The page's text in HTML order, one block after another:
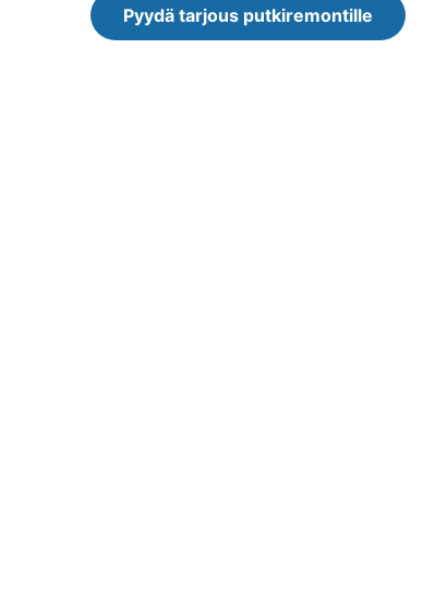
Pyydä tarjous putkiremontille